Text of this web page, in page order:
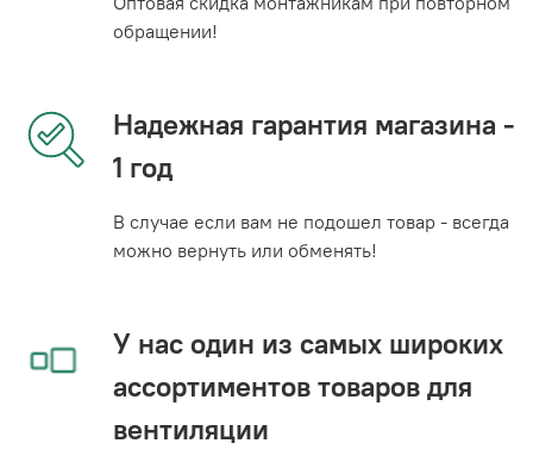
обращении!
Надежная гарантия магазина -
1 год
В случае если вам не подошел товар - всегда
можно вернуть или обменять!
У нас один из самых широких
ассортиментов товаров для
вентиляции